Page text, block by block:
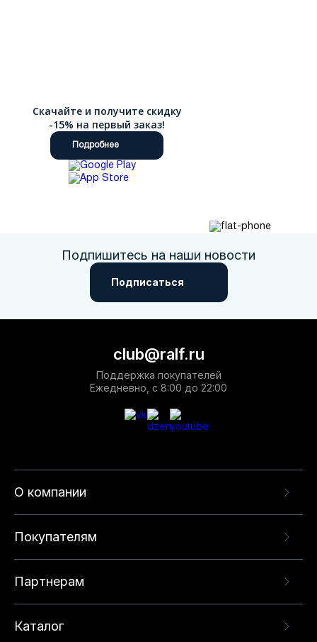
Скачайте и получите скидку
-15% на первый заказ!
Подробнее
Подпишитесь на наши новости
Подписаться
О компании
Покупателям
Партнерам
Каталог
club@ralf.ru
Поддержка покупателей
Ежедневно, с 8:00 до 22:00